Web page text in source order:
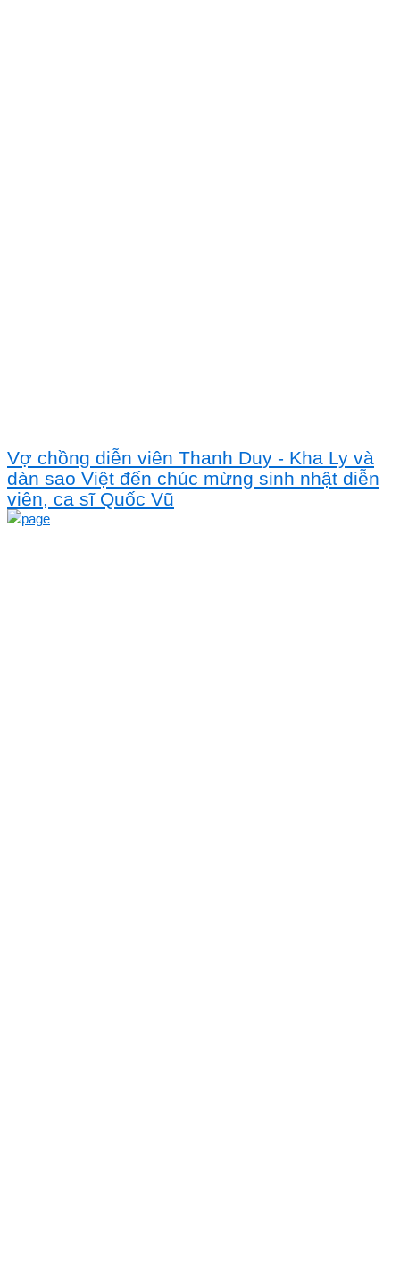
Vợ chồng diễn viên Thanh Duy - Kha Ly và
dàn sao Việt đến chúc mừng sinh nhật diễn
viên, ca sĩ Quốc Vũ